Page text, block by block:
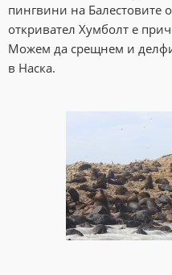
пингвини на Балестовите
откривател Хумболт е
Можем да срещнем и
в Наска.